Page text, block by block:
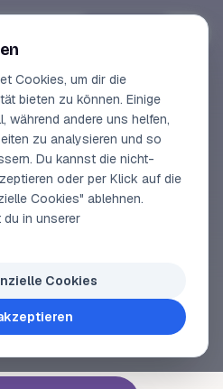
Nächster Begriff
Cookies, um dir die
bieten zu können. Einige
während andere uns helfen,
zu analysieren und so
Du kannst die nicht-
oder per Klick auf die
Cookies" ablehnen.
du in unserer
Cookies